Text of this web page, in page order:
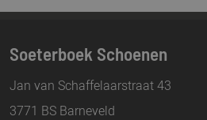
Soeterboek Schoenen
Jan van Schaffelaarstraat 43
3771 BS Barneveld